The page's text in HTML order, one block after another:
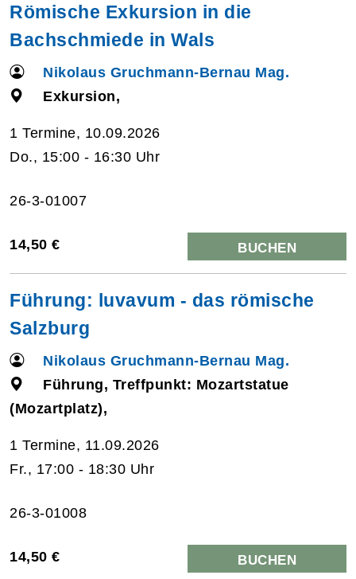
Römische Exkursion in die
Bachschmiede in Wals
Nikolaus Gruchmann-Bernau Mag.
Exkursion,
1 Termine, 10.09.2026
Do., 15:00 - 16:30 Uhr
26-3-01007
14,50 € BUCHEN
Führung: luvavum - das römische
Salzburg
Nikolaus Gruchmann-Bernau Mag.
Führung, Treffpunkt: Mozartstatue
(Mozartplatz),
1 Termine, 11.09.2026
Fr., 17:00 - 18:30 Uhr
26-3-01008
14,50 € BUCHEN